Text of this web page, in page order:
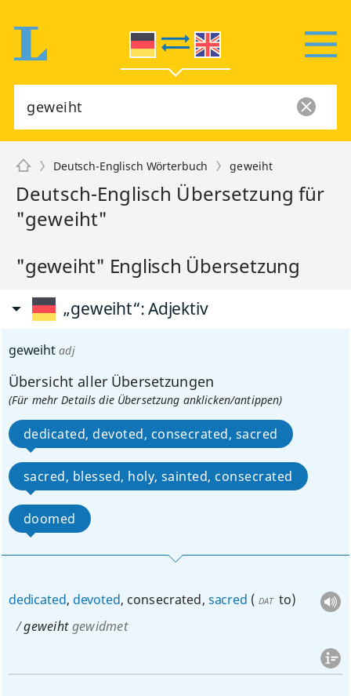
Deutsch-Englisch Wörterbuch geweiht
Deutsch-Englisch Übersetzung für
"geweiht"
"geweiht" Englisch Übersetzung
„geweiht“: Adjektiv
geweihtadj
Übersicht aller Übersetzungen
(Für mehr Details die Übersetzung anklicken/antippen)
dedicated, devoted, consecrated, sacred
sacred, blessed, holy, sainted, consecrated
doomed
dedicated, devoted, consecrated, sacred ( DAT to)
geweiht gewidmet